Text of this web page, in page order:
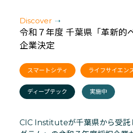
Discover
令和７年度 千葉県「革新的
企業決定
スマートシティ ライフサイエン
ディープテック 実施中
CIC Instituteが千葉県から受託